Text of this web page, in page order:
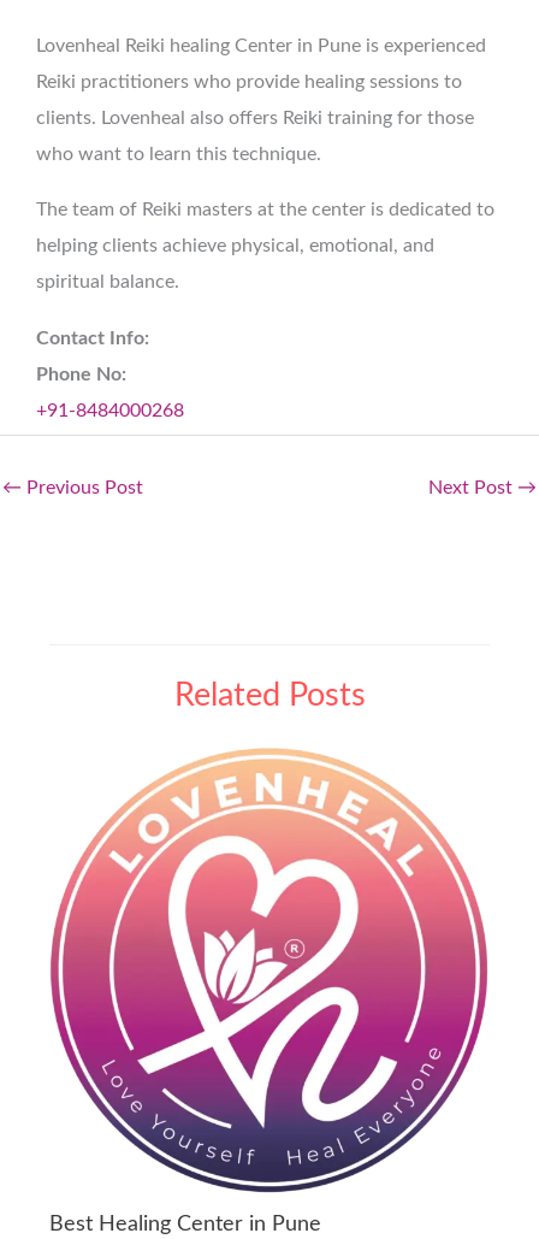
Lovenheal Reiki healing Center in Pune is experienced
Reiki practitioners who provide healing sessions to
clients. Lovenheal also offers Reiki training for those
who want to learn this technique.
The team of Reiki masters at the center is dedicated to
helping clients achieve physical, emotional, and
spiritual balance.
Contact Info:
Phone No:
+91-8484000268
← Previous Post Next Post →
Related Posts
Best Healing Center in Pune